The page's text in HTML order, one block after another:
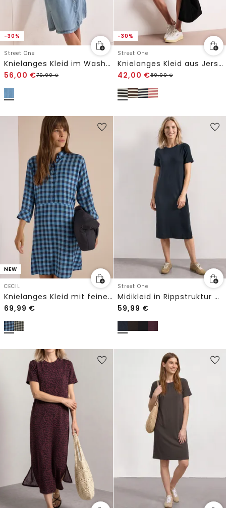
-30%
Street One
Knielanges Kleid im Washed-Look
56,00 €79,99€
-30%
Street One
Knielanges Kleid aus Jersey mit Streifen
42,00 €59,99€
NEW
CECIL
Knielanges Kleid mit feinem Karomuster
69,99 €
Street One
Midikleid in Rippstruktur mit Rundhals
59,99 €